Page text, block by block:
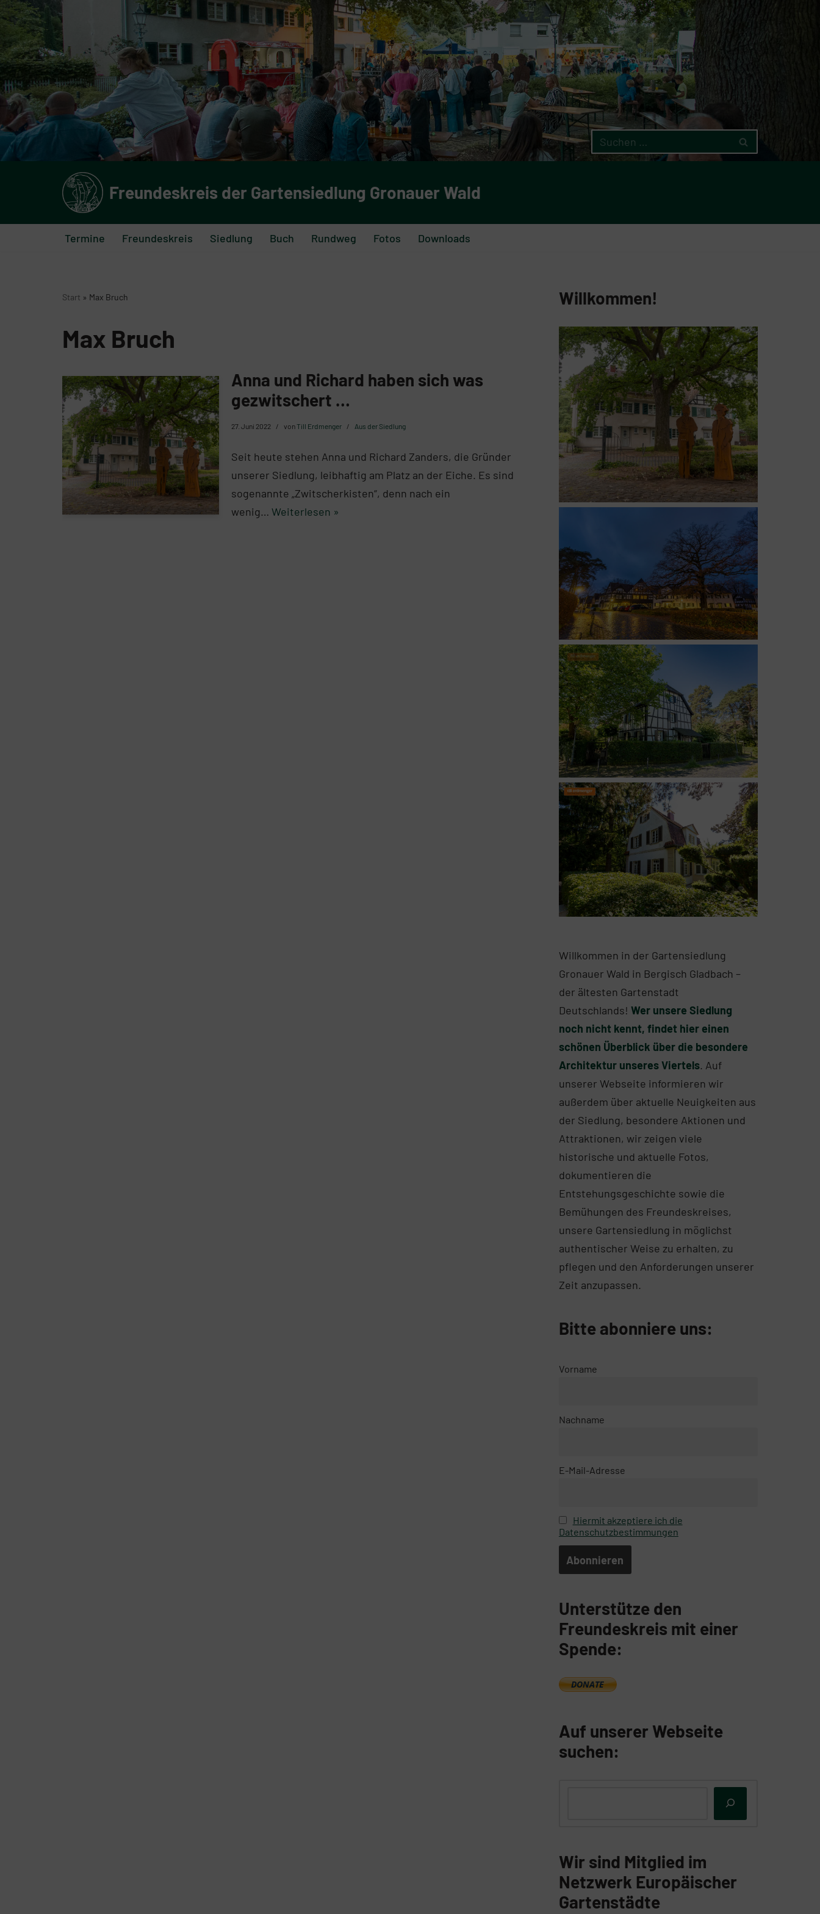
Zum
Inhalt
springen
Freundeskreis der Gartensiedlung Gronauer Wald
Termine Freundeskreis Siedlung Buch Rundweg Fotos Downloads
Start » Max Bruch
Max Bruch
Anna und Richard haben sich was
gezwitschert …
27. Juni 2022 vonTill Erdmenger Aus der Siedlung
Seit heute stehen Anna und Richard Zanders, die Gründer
unserer Siedlung, leibhaftig am Platz an der Eiche. Es sind
sogenannte „Zwitscherkisten“, denn nach ein
wenig… Weiterlesen »
Willkommen!
Willkommen in der Gartensiedlung
Gronauer Wald in Bergisch Gladbach –
der ältesten Gartenstadt
Deutschlands! Wer unsere Siedlung
noch nicht kennt, findet hier einen
schönen Überblick über die besondere
Architektur unseres Viertels. Auf
unserer Webseite informieren wir
außerdem über aktuelle Neuigkeiten aus
der Siedlung, besondere Aktionen und
Attraktionen, wir zeigen viele
historische und aktuelle Fotos,
dokumentieren die
Entstehungsgeschichte sowie die
Bemühungen des Freundeskreises,
unsere Gartensiedlung in möglichst
authentischer Weise zu erhalten, zu
pflegen und den Anforderungen unserer
Zeit anzupassen.
Bitte abonniere uns:
Vorname
Nachname
E-Mail-Adresse
Hiermit akzeptiere ich die
Datenschutzbestimmungen
Unterstütze den
Freundeskreis mit einer
Spende:
Auf unserer Webseite
suchen:
Wir sind Mitglied im
Netzwerk Europäischer
Gartenstädte